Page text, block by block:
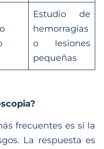
Estudio de
hemorragias
o lesiones
pequeñas
frecuentes es si la
La respuesta es